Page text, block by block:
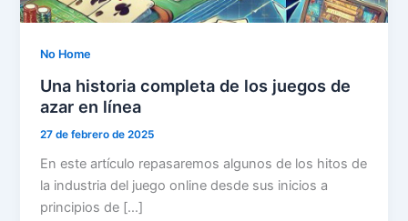
No Home
Una historia completa de los juegos de
azar en línea
27 de febrero de 2025
En este artículo repasaremos algunos de los hitos de
la industria del juego online desde sus inicios a
principios de […]